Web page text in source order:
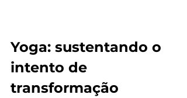
Yoga: sustentando o
intento de
transformação